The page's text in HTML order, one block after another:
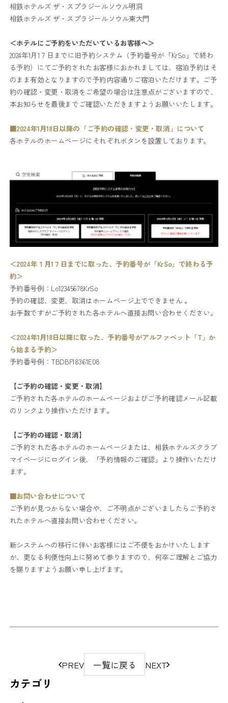
相鉄ホテルズ ザ・スプラジールソウル明洞
相鉄ホテルズ ザ・スプラジールソウル東大門
＜ホテルにご予約をいただいているお客様へ＞
2024年1月1７日までに旧予約システム（予約番号が「KrSo」で終わ
る予約）にてご予約されたお客様におかれましては、宿泊予約はそ
のまま有効となりますので予約内容通りご宿泊いただけます。ご予
約の確認・変更・取消をご希望の場合は注意点がございますので、
本お知らせを最後までご確認いただきますようお願いいたします。
■2024年1月18日以降の「ご予約の確認・変更・取消」について
各ホテルのホームページにそれぞれボタンを設置しております。
＜2024年１月1７日までに取った、予約番号が「KrSo」で終わる予
約＞
予約番号例：Lo12345678KrSo
予約の確認、変更、取消はホームページ上でできません 。
お手数ですがご予約された各ホテルへ直接お問い合わせください。
＜2024年1月18日以降に取った、予約番号がアルファベット「T」か
ら始まる予約＞
予約番号例：TBDBF18361E08
【ご予約の確認・変更・取消】
ご予約された各ホテルのホームページおよびご予約確認メール記載
のリンクより操作いただけます。
【ご予約の確認・取消】
ご予約された各ホテルのホームページまたは、相鉄ホテルズクラブ
マイページにログイン後、「予約情報のご確認」より操作いただけ
ます。
■お問い合わせについて
ご予約が見つからない場合や、ご不明点がございましたらご予約さ
れたホテルへ直接お問い合わせください。
新システムへの移行に伴いお客様にはご不便をおかけいたします
が、更なる利便性向上に努めて参りますので、何卒ご理解とご協力
を賜りますようお願い申し上げます。
ジ
PREV 一覧に戻る NEXT
カテゴリ